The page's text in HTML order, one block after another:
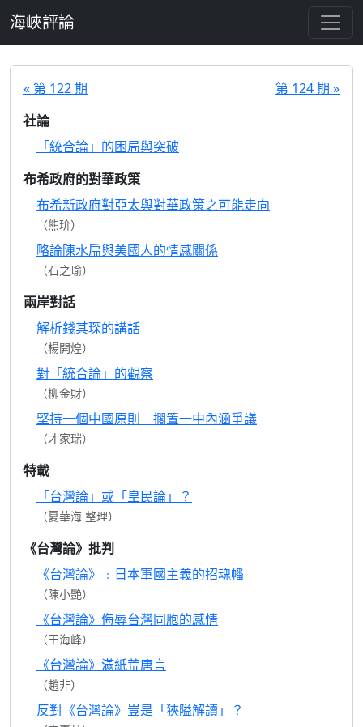
海峽評論
« 第 122 期
第 124 期 »
社論
「統合論」的困局與突破
布希政府的對華政策
布希新政府對亞太與對華政策之可能走向
（熊玠）
略論陳水扁與美國人的情感關係
（石之瑜）
兩岸對話
解析錢其琛的講話
（楊開煌）
對「統合論」的觀察
（柳金財）
堅持一個中國原則 擱置一中內涵爭議
（才家瑞）
特載
「台灣論」或「皇民論」？
（夏華海 整理）
《台灣論》批判
《台灣論》﹕日本軍國主義的招魂幡
（陳小艷）
《台灣論》侮辱台灣同胞的感情
（王海峰）
《台灣論》滿紙荒唐言
（趙非）
反對《台灣論》豈是「狹隘解讀」？